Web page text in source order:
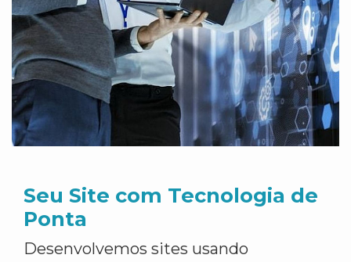
Seu Site com Tecnologia de
Ponta
Desenvolvemos sites usando